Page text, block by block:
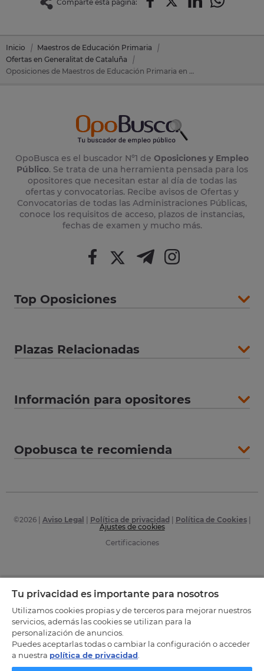
Comparte esta página:
Inicio
Maestros de Educación Primaria
Ofertas en Generalitat de Cataluña
Oposiciones de Maestros de Educación Primaria en Generalitat de Cataluña
OpoBusca es el buscador Nº1 de Oposiciones y Empleo
Público. Se trata de una herramienta pensada para los
opositores que necesitan estar al día de todas las
ofertas y convocatorias. Recibe avisos de Ofertas y
Convocatorias de todas las Administraciones Públicas,
conoce los requisitos de acceso, plazos de instancias,
fechas de examen y mucho más.
Top Oposiciones
Plazas Relacionadas
Información para opositores
Opobusca te recomienda
©2026| Aviso Legal Política de privacidad Política de Cookies|
Ajustes de cookies
Certificaciones
Tu privacidad es importante para nosotros
Utilizamos cookies propias y de terceros para mejorar nuestros
servicios, además las cookies se utilizan para la
personalización de anuncios.
Puedes aceptarlas todas o cambiar la configuración o acceder
a nuestra política de privacidad